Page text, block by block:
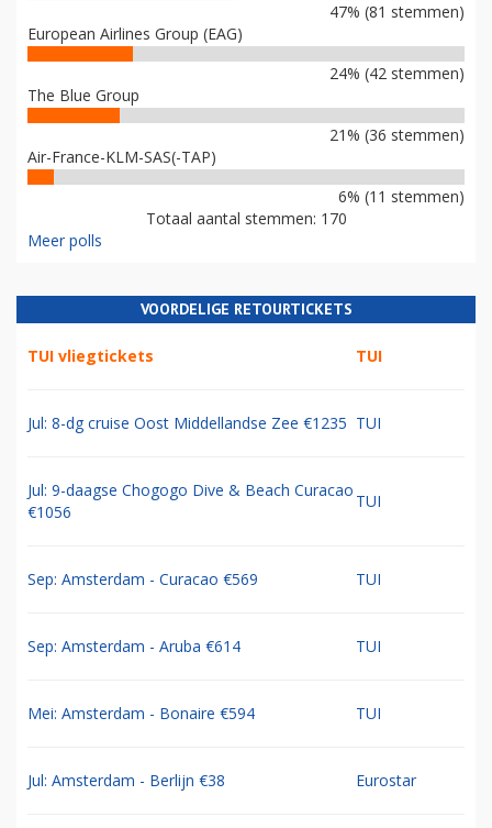
47% (81 stemmen)
European Airlines Group (EAG)
24% (42 stemmen)
The Blue Group
21% (36 stemmen)
Air-France-KLM-SAS(-TAP)
6% (11 stemmen)
Totaal aantal stemmen: 170
Meer polls
VOORDELIGE RETOURTICKETS
TUI vliegtickets TUI
Jul: 8-dg cruise Oost Middellandse Zee €1235 TUI
Jul: 9-daagse Chogogo Dive & Beach Curacao
€1056
TUI
Sep: Amsterdam - Curacao €569 TUI
Sep: Amsterdam - Aruba €614 TUI
Mei: Amsterdam - Bonaire €594 TUI
Jul: Amsterdam - Berlijn €38 Eurostar